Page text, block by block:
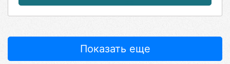
Показать еще